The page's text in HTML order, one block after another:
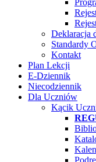
Deklaracja
Standardy
Kontakt
Plan Lekcji
E-Dziennik
Niecodziennik
Dla Uczniów
Kącik